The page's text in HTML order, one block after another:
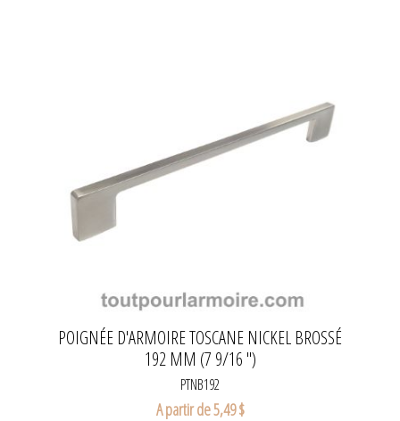
POIGNÉE D'ARMOIRE TOSCANE NICKEL BROSSÉ
192 MM (7 9/16 ")
PTNB192
A partir de 5,49 $